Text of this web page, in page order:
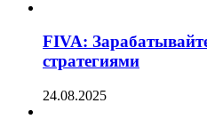
FIVA:
стратегиями
24.08.2025